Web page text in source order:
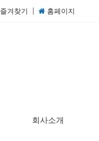
즐겨찾기 홈페이지
회사소개